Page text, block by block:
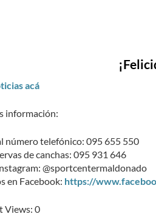
acá
información:
número telefónico: 095 655 550
de canchas: 095 931 646
@sportcentermaldonado
en Facebook: https://
Views: 0